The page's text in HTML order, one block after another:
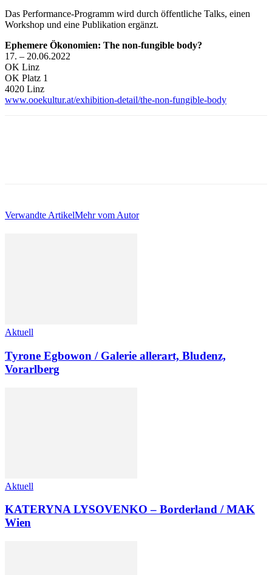
Das Performance-Programm wird durch öffentliche Talks, einen
Workshop und eine Publikation ergänzt.
Ephemere Ökonomien: The non-fungible body?
17. – 20.06.2022
OK Linz
OK Platz 1
4020 Linz
www.ooekultur.at/exhibition-detail/the-non-fungible-body
Verwandte ArtikelMehr vom Autor
Aktuell
Tyrone Egbowon / Galerie allerart, Bludenz,
Vorarlberg
Aktuell
KATERYNA LYSOVENKO – Borderland / MAK
Wien